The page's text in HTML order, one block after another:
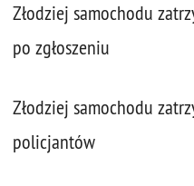
Złodziej samochodu
po zgłoszeniu
Złodziej samochodu
policjantów